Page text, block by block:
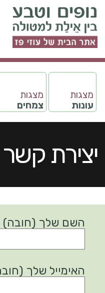
מצגות
עונות
מצגות
צמחים
יצירת קשר
השם שלך (חובה)
האימייל שלך